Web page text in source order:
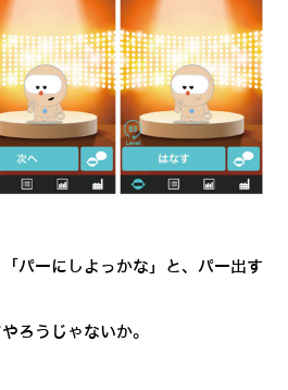
パーにしよっかな」と、パー出す
ろうじゃないか。